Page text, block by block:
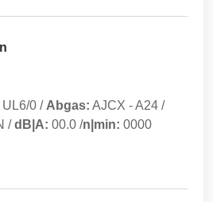
UL6/0 / Abgas: AJCX -A24 /
/dB|A: 00.0 /n|min: 0000